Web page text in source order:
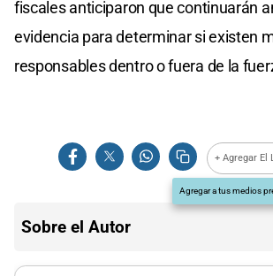
fiscales anticiparon que continuarán
evidencia para determinar si existen
responsables dentro o fuera de la
+ Agregar El
Agregar a tus medios
Sobre el Autor